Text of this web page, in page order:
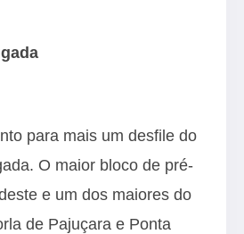
para mais um desfile do
O maior bloco de pré-
e um dos maiores do
de Pajuçara e Ponta